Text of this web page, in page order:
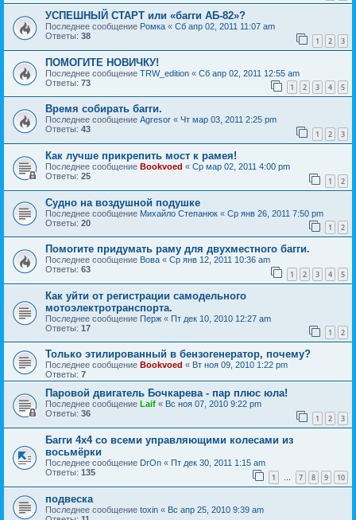
УСПЕШНЫЙ СТАРТ или «багги АБ-82»?
Последнее сообщение Ромка « Сб апр 02, 2011 11:07 am
Ответы: 38 1 2 3
ПОМОГИТЕ НОВИЧКУ!
Последнее сообщение TRW_edition « Сб апр 02, 2011 12:55 am
Ответы: 73 1 2 3 4 5
Время собирать багги.
Последнее сообщение Agresor « Чт мар 03, 2011 2:25 pm
Ответы: 43 1 2 3
Как лучше прикрепить мост к рамея!
Последнее сообщение Bookvoed « Ср мар 02, 2011 4:00 pm
Ответы: 25 1 2
Судно на воздушной подушке
Последнее сообщение Михайло Степанюк « Ср янв 26, 2011 7:50 pm
Ответы: 20 1 2
Помогите придумать раму для двухместного багги.
Последнее сообщение Вова « Ср янв 12, 2011 10:36 am
Ответы: 63 1 2 3 4 5
Как уйти от регистрации самодельного
мотоэлектротранспорта.
Последнее сообщение Перж « Пт дек 10, 2010 12:27 am
Ответы: 17 1 2
Только этилированный в бензогенератор, почему?
Последнее сообщение Bookvoed « Вт ноя 09, 2010 1:22 pm
Ответы: 7
Паровой двигатель Бочкарева - пар плюс юла!
Последнее сообщение Laif « Вс ноя 07, 2010 9:22 pm
Ответы: 36 1 2 3
Багги 4х4 со всеми управляющими колесами из
восьмёрки
Последнее сообщение DrOn « Пт дек 30, 2011 1:15 am
Ответы: 135 1 … 7 8 9 10
подвеска
Последнее сообщение toxin « Вс апр 25, 2010 9:39 am